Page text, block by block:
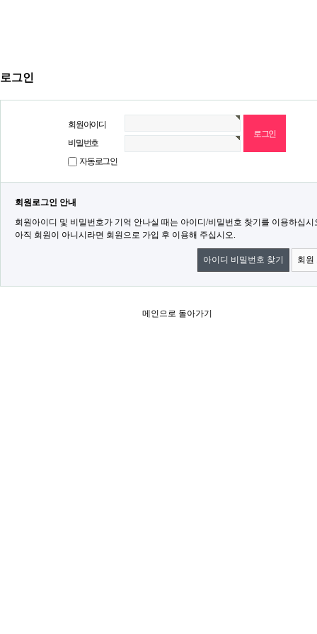
로그인
회원아이디
비밀번호
자동로그인
회원로그인 안내
회원아이디 및 비밀번호가 기억 안나실 때는 아이디/비밀번호 찾기를 이용하십시
아직 회원이 아니시라면 회원으로 가입 후 이용해 주십시오.
아이디 비밀번호 찾기 회원
메인으로 돌아가기